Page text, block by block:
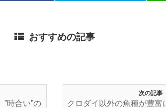
おすすめの記事
”時合い”の
次の記事
クロダイ以外の魚種が豊富